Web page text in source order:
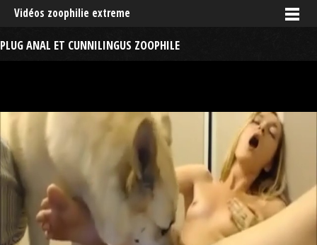
Vidéos zoophilie extreme
PLUG ANAL ET CUNNILINGUS ZOOPHILE